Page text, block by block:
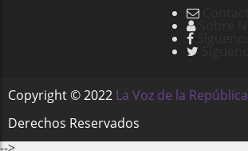
Copyright ©2022 La Voz de la República
Derechos Reservados